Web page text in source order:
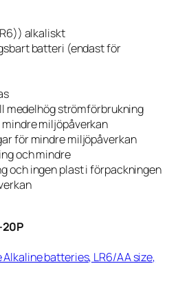
alkaliskt
batteri (endast för
medelhög strömförbrukning
miljöpåverkan
för mindre miljöpåverkan
och mindre
och ingen plast i förpackningen
20P
Alkaline batteries, LR6/AA size,